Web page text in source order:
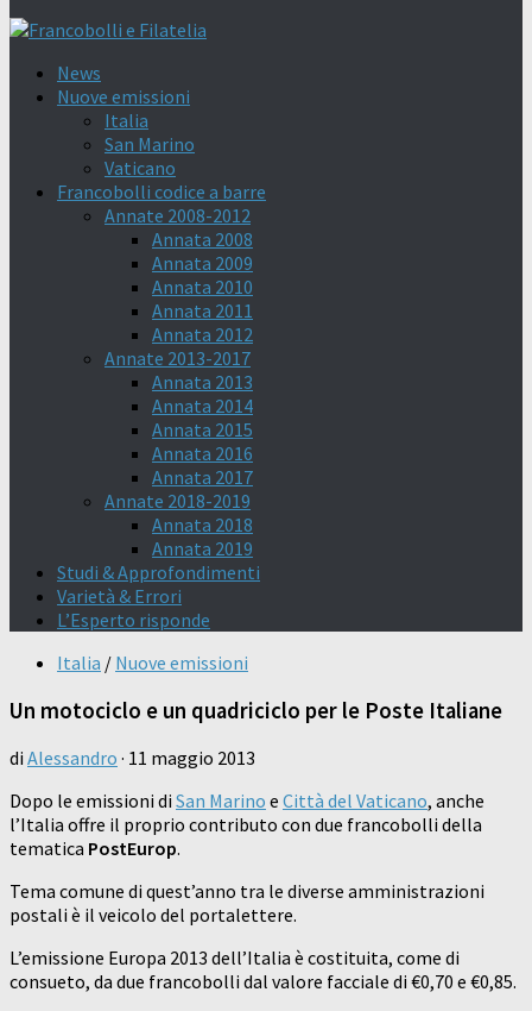
News
Nuove emissioni
Italia
San Marino
Vaticano
Francobolli codice a barre
Annate 2008-2012
Annata 2008
Annata 2009
Annata 2010
Annata 2011
Annata 2012
Annate 2013-2017
Annata 2013
Annata 2014
Annata 2015
Annata 2016
Annata 2017
Annate 2018-2019
Annata 2018
Annata 2019
Studi & Approfondimenti
Varietà & Errori
L’Esperto risponde
Italia / Nuove emissioni
Un motociclo e un quadriciclo per le Poste Italiane
di Alessandro · 11 maggio 2013
Dopo le emissioni di San Marino e Città del Vaticano, anche
l’Italia offre il proprio contributo con due francobolli della
tematica PostEurop.
Tema comune di quest’anno tra le diverse amministrazioni
postali è il veicolo del portalettere.
L’emissione Europa 2013 dell’Italia è costituita, come di
consueto, da due francobolli dal valore facciale di €0,70 e €0,85.